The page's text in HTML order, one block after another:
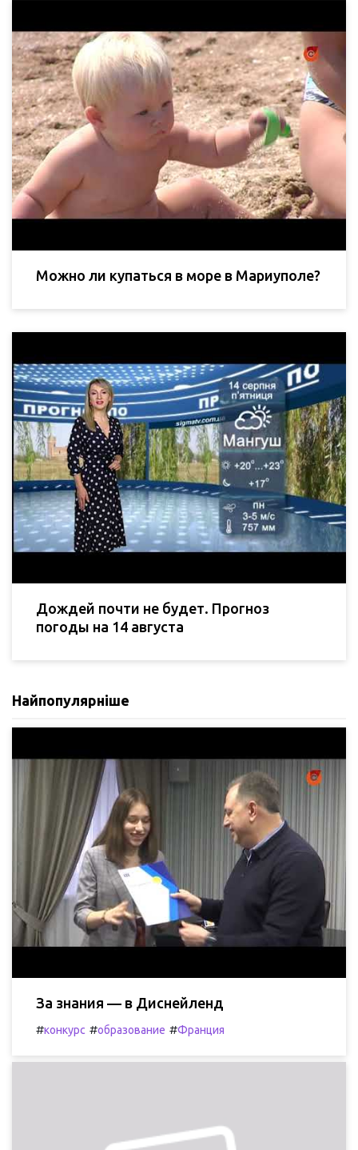
Можно ли купаться в море в Мариуполе?
Дождей почти не будет. Прогноз
погоды на 14 августа
Найпопулярніше
За знания — в Диснейленд
#конкурс #образование #Франция